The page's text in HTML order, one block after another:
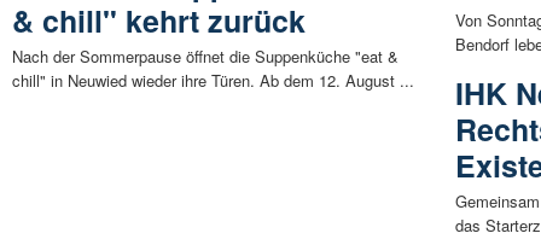
& chill" kehrt zurück
Nach der Sommerpause öffnet die Suppenküche "eat &
chill" in Neuwied wieder ihre Türen. Ab dem 12. August ...
Von
Bendorf
IHK
das